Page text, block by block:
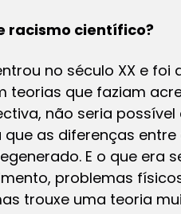
racismo científico?
no século XX e foi
teorias que faziam
não seria
as diferenças
E o que era
problemas
trouxe uma teoria